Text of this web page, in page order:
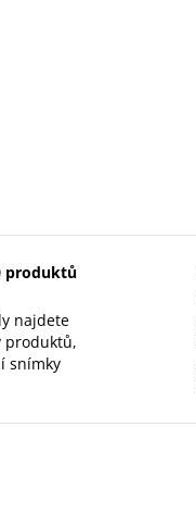
produktů
najdete
produktů,
snímky